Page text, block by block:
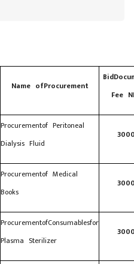
Name ofProcurement
Fee
Procurementof Peritoneal
Dialysis Fluid
Procurementof Medical
Books
ProcurementofConsumablesfor
Plasma Sterilizer